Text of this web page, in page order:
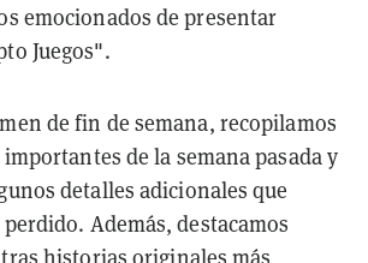
emocionados de presentar
Juegos".
de fin de semana, recopilamos
de la semana pasada y
detalles adicionales que
Además, destacamos
historias originales más